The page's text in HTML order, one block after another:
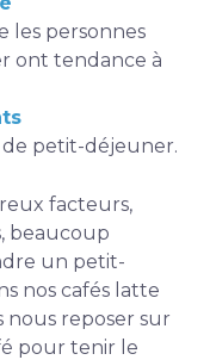
les personnes
ont tendance à
petit-déjeuner.
facteurs,
beaucoup
un petit-
nos cafés latte
nous reposer sur
pour tenir le